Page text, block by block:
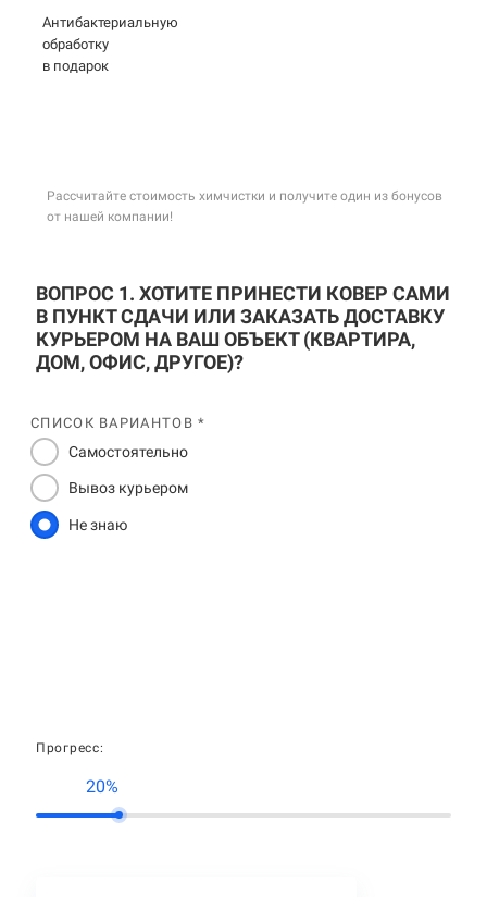
Антибактериальную
обработку
в подарок
Рассчитайте стоимость химчистки и получите один из бонусов
от нашей компании!
ВОПРОС 1. ХОТИТЕ ПРИНЕСТИ КОВЕР САМИ
В ПУНКТ СДАЧИ ИЛИ ЗАКАЗАТЬ ДОСТАВКУ
КУРЬЕРОМ НА ВАШ ОБЪЕКТ (КВАРТИРА,
ДОМ, ОФИС, ДРУГОЕ)?
СПИСОК ВАРИАНТОВ *
Самостоятельно
Вывоз курьером
Не знаю
Прогресс:
20%